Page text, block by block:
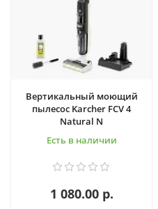
Вертикальный моющий
пылесос Karcher FCV 4
Natural N
Есть в наличии
1 080.00 р.